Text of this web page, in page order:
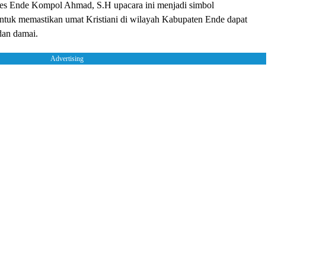
Ende Kompol Ahmad, S.H upacara ini menjadi simbol
memastikan umat Kristiani di wilayah Kabupaten Ende dapat
damai.
Advertising